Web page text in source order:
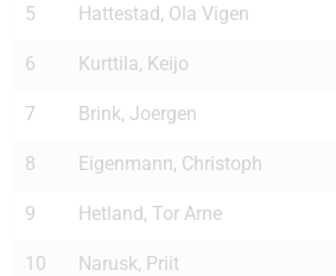
5 Hattestad, Ola Vigen
6 Kurttila, Keijo
7 Brink, Joergen
8 Eigenmann, Christoph
9 Hetland, Tor Arne
10 Narusk, Priit